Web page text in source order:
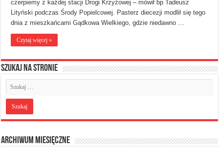
czerpiemy z każdej stacji Drogi Krzyżowej – mówił bp Tadeusz
Lityński podczas Środy Popielcowej. Pasterz diecezji modlił się tego
dnia z mieszkańcami Gądkowa Wielkiego, gdzie niedawno …
Czytaj więcej »
Szukaj na stronie
Archiwum miesięczne